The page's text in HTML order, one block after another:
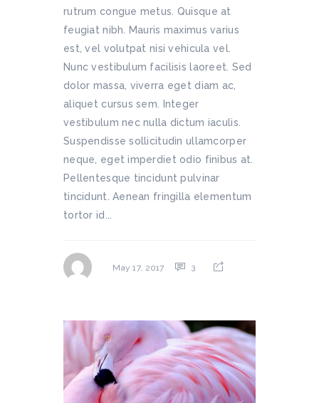
rutrum congue metus. Quisque at
feugiat nibh. Mauris maximus varius
est, vel volutpat nisi vehicula vel.
Nunc vestibulum facilisis laoreet. Sed
dolor massa, viverra eget diam ac,
aliquet cursus sem. Integer
vestibulum nec nulla dictum iaculis.
Suspendisse sollicitudin ullamcorper
neque, eget imperdiet odio finibus at.
Pellentesque tincidunt pulvinar
tincidunt. Aenean fringilla elementum
tortor id...
May 17, 2017 3